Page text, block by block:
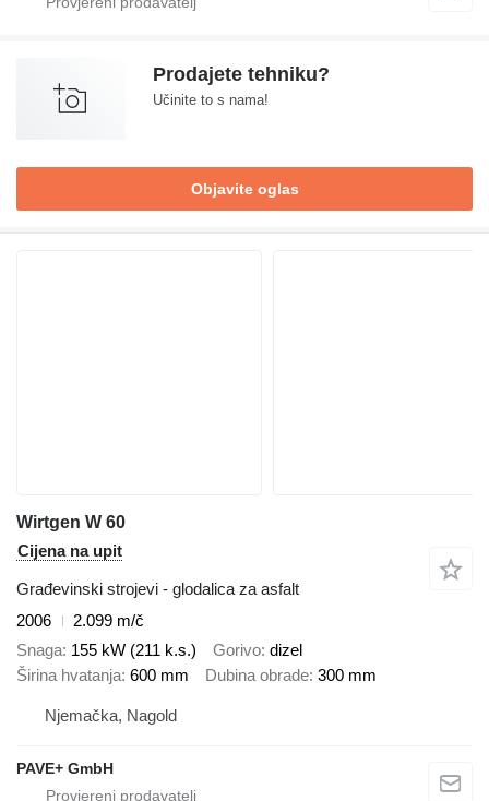
Prodajete tehniku?
Učinite to s nama!
Objavite oglas
Wirtgen W 60
Cijena na upit
Građevinski strojevi - glodalica za asfalt
2006
2.099 m/č
Snaga 155 kW (211 k.s.) Gorivo dizel
Širina hvatanja 600 mm Dubina obrade 300 mm
Njemačka, Nagold
PAVE+ GmbH